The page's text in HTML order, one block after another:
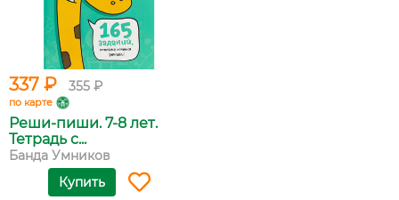
337 ₽ 355 ₽
по карте
Реши-пиши. 7-8 лет.
Тетрадь с...
Банда Умников
Купить